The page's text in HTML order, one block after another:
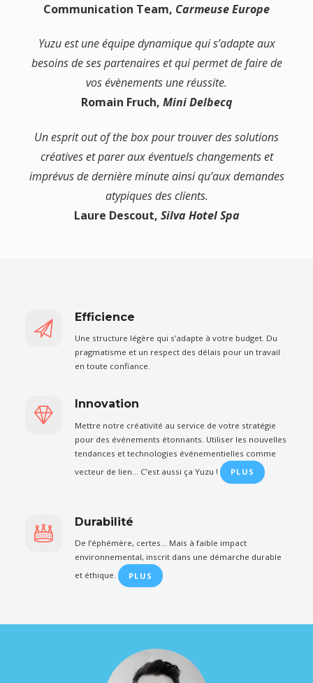
Communication Team, Carmeuse Europe
Yuzu est une équipe dynamique qui s’adapte aux
besoins de ses partenaires et qui permet de faire de
vos évènements une réussite.
Romain Fruch, Mini Delbecq
Un esprit out of the box pour trouver des solutions
créatives et parer aux éventuels changements et
imprévus de dernière minute ainsi qu’aux demandes
atypiques des clients.
Laure Descout, Silva Hotel Spa
Efficience
Une structure légère qui s’adapte à votre budget. Du
pragmatisme et un respect des délais pour un travail
en toute confiance.
Innovation
Mettre notre créativité au service de votre stratégie
pour des événements étonnants. Utiliser les nouvelles
tendances et technologies événementielles comme
vecteur de lien… C’est aussi ça Yuzu !
PLUS
Durabilité
De l’éphémère, certes… Mais à faible impact
environnemental, inscrit dans une démarche durable
et éthique.
PLUS